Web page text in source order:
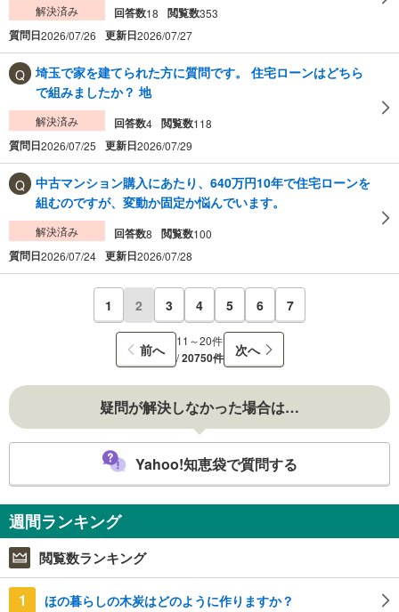
解決済み 回答数18 閲覧数353
質問日2026/07/26 更新日2026/07/27
埼玉で家を建てられた方に質問です。 住宅ローンはどちら
で組みましたか？ 地
解決済み 回答数4 閲覧数118
質問日2026/07/25 更新日2026/07/29
中古マンション購入にあたり、640万円10年で住宅ローンを
組むのですが、変動か固定か悩んでいます。
解決済み 回答数8 閲覧数100
質問日2026/07/24 更新日2026/07/28
1 2 3 4 5 6 7
前へ
11～20件
/20750件 次へ
疑問が解決しなかった場合は…
Yahoo!知恵袋で質問する
週間ランキング
閲覧数ランキング
1 ほの暮らしの木炭はどのように作りますか？